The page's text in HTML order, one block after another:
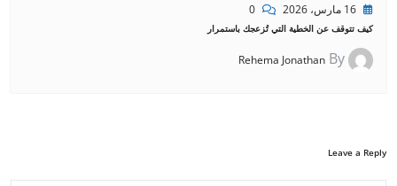
16 مارس، 2026 0
كيف تتوقف عن الخطية التي تُزعجك باستمرار
By
Rehema Jonathan
Leave a Reply